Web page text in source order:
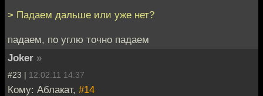
> Падаем дальше или уже нет?
падаем, по углю точно падаем
Joker »
#23 | 12.02.11 14:37
Кому: Аблакат, #14